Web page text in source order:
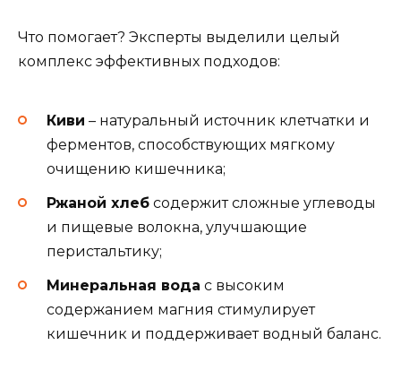
Что помогает? Эксперты выделили целый
комплекс эффективных подходов:
Киви – натуральный источник клетчатки и
ферментов, способствующих мягкому
очищению кишечника;
Ржаной хлеб содержит сложные углеводы
и пищевые волокна, улучшающие
перистальтику;
Минеральная вода с высоким
содержанием магния стимулирует
кишечник и поддерживает водный баланс.